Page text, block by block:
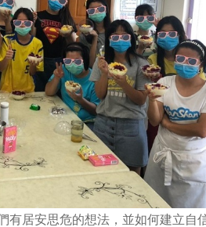
有居安思危的想法，並如何建立自